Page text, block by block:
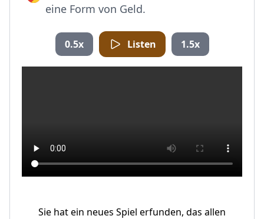
eine Form von Geld.
0.5x Listen 1.5x
Sie hat ein neues Spiel erfunden, das allen